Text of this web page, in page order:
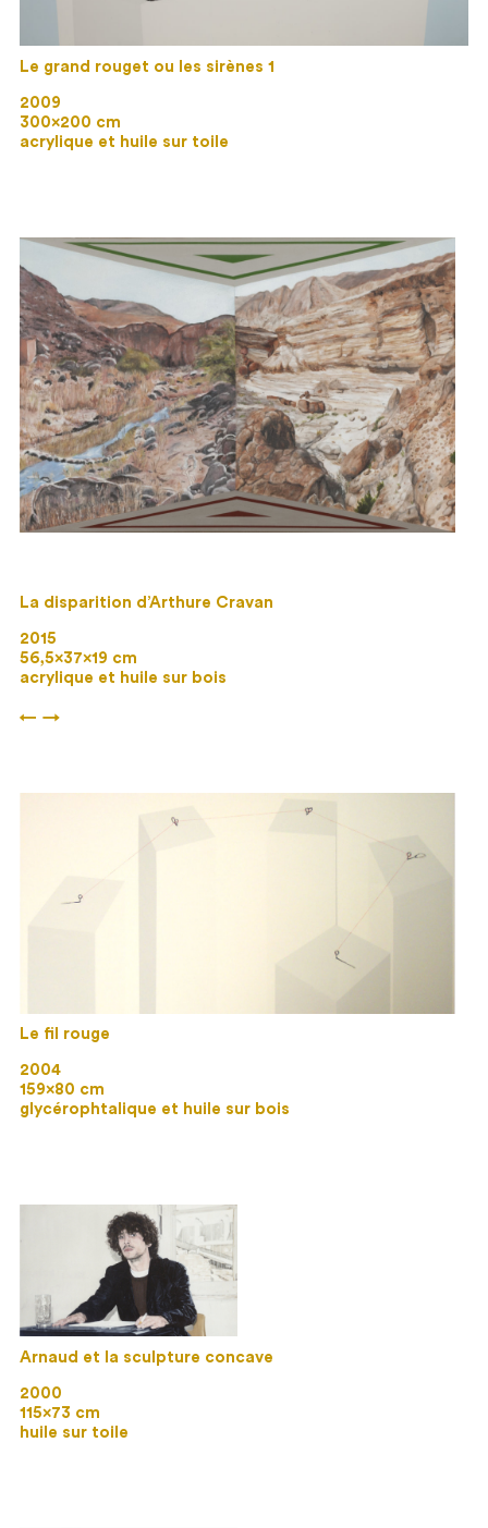
Le grand rouget ou les sirènes 1
2009
300×200 cm
acrylique et huile sur toile
La disparition d’Arthure Cravan
2015
56,5×37×19 cm
acrylique et huile sur bois
← →
Le fil rouge
2004
159×80 cm
glycérophtalique et huile sur bois
Arnaud et la sculpture concave
2000
115×73 cm
huile sur toile